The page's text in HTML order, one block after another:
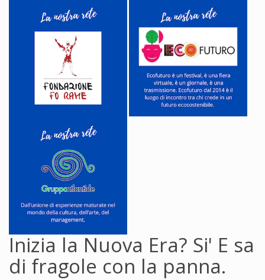
Inizia la Nuova Era? Si' E sa
di fragole con la panna.